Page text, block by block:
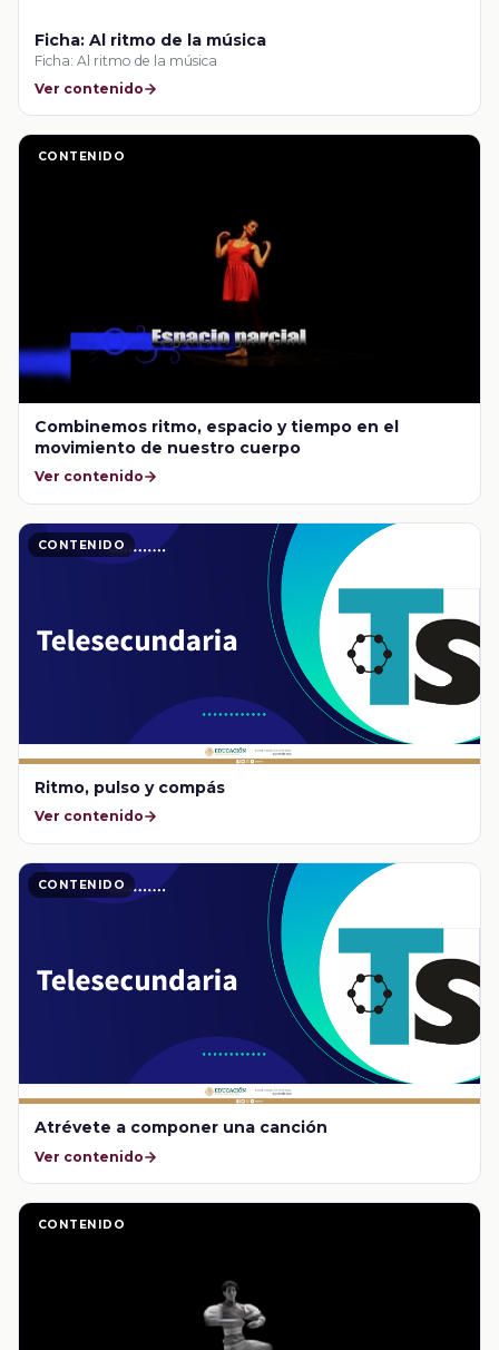
Ficha: Al ritmo de la música
Ficha: Al ritmo de la música
Ver contenido
CONTENIDO
Combinemos ritmo, espacio y tiempo en el
movimiento de nuestro cuerpo
Ver contenido
CONTENIDO
Ritmo, pulso y compás
Ver contenido
CONTENIDO
Atrévete a componer una canción
Ver contenido
CONTENIDO